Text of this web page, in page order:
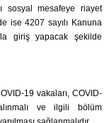
sosyal mesafeye riayet
ise 4207 sayılı Kanuna
giriş yapacak şekilde
19 vakaları, COVID-
ve ilgili bölüm